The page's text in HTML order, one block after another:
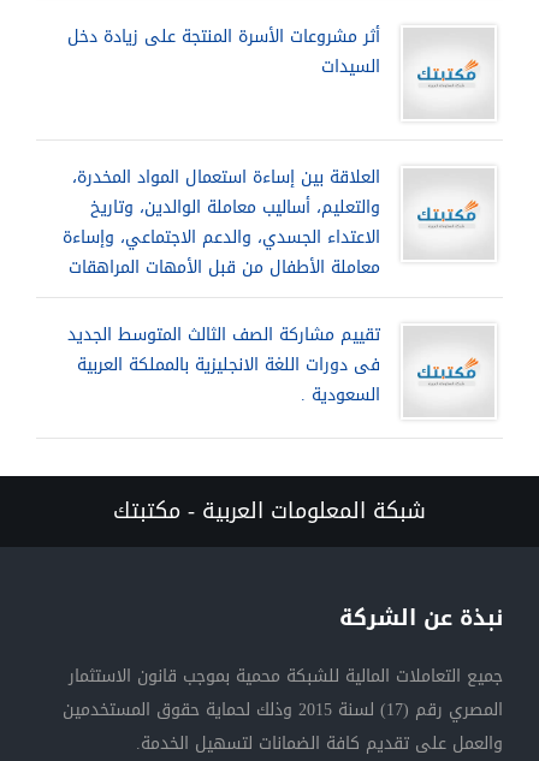
أثر مشروعات الأسرة المنتجة على زيادة دخل
السيدات
العلاقة بين إساءة استعمال المواد المخدرة،
والتعليم، أساليب معاملة الوالدين، وتاريخ
الاعتداء الجسدي، والدعم الاجتماعي، وإساءة
معاملة الأطفال من قبل الأمهات المراهقات
تقييم مشاركة الصف الثالث المتوسط الجديد
فى دورات اللغة الانجليزية بالمملكة العربية
السعودية .
شبكة المعلومات العربية - مكتبتك
نبذة عن الشركة
جميع التعاملات المالية للشبكة محمية بموجب قانون الاستثمار
المصري رقم (17) لسنة 2015 وذلك لحماية حقوق المستخدمين
والعمل على تقديم كافة الضمانات لتسهيل الخدمة.